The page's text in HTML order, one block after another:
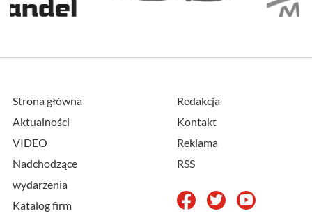
Strona główna
Aktualności
VIDEO
Nadchodzące
wydarzenia
Katalog firm
Redakcja
Kontakt
Reklama
RSS